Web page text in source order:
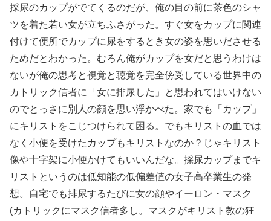
採尿のカップがでてくるのだが、俺の目の前に茶色のシャ
ツを着た若い女が立ちふさがった。すぐ女をカップに関連
付けて便所でカップに尿をするとき女の姿を思いださせる
ためだとわかった。むろん俺がカップを女だと思うわけは
ないが俺の思考と視覚と聴覚を完全傍受している世界中の
カトリック信者に「女に排尿した」と思われてはいけない
のでとっさに別人の顔を思い浮かべた。家でも「カップ」
にキリストをこじつけられて困る。でもキリストの血では
なく小便を受けたカップもキリストなのか？じゃキリスト
像や十字架に小便かけてもいいんだな。採尿カップまでキ
リストというのは低知能の低偏差値の女子高卒業生の発
想。自宅でも排尿するたびに女の顔やイーロン・マスク
(カトリックにマスク信者多し。マスクがキリスト教の狂